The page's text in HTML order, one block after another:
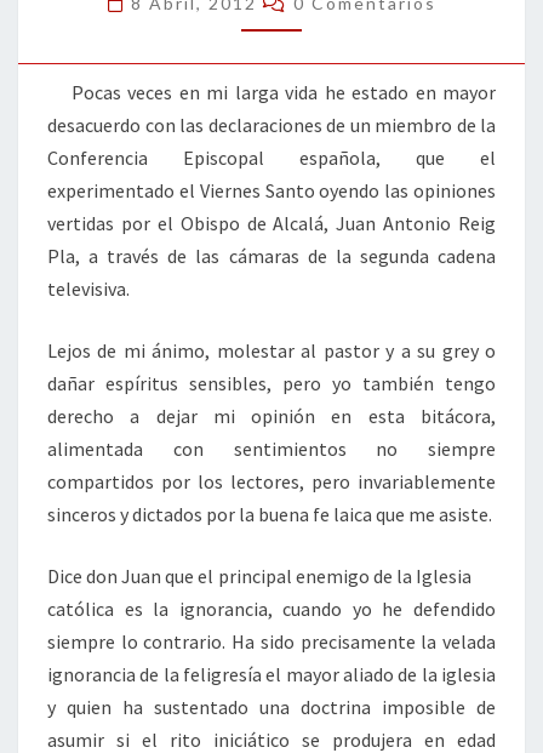
Pocas veces en mi larga vida he estado en mayor
desacuerdo con las declaraciones de un miembro de la
Conferencia Episcopal española, que el
experimentado el Viernes Santo oyendo las opiniones
vertidas por el Obispo de Alcalá, Juan Antonio Reig
Pla, a través de las cámaras de la segunda cadena
televisiva.
Lejos de mi ánimo, molestar al pastor y a su grey o
dañar espíritus sensibles, pero yo también tengo
derecho a dejar mi opinión en esta bitácora,
alimentada con sentimientos no siempre
compartidos por los lectores, pero invariablemente
sinceros y dictados por la buena fe laica que me asiste.
Dice don Juan que el principal enemigo de la Iglesia
católica es la ignorancia, cuando yo he defendido
siempre lo contrario. Ha sido precisamente la velada
ignorancia de la feligresía el mayor aliado de la iglesia
y quien ha sustentado una doctrina imposible de
asumir si el rito iniciático se produjera en edad